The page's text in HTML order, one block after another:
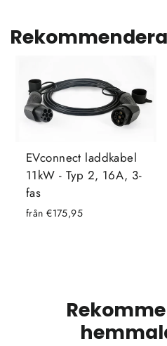
EVconnect laddkabel
11kW - Typ 2, 16A, 3-
fas
från €175,95